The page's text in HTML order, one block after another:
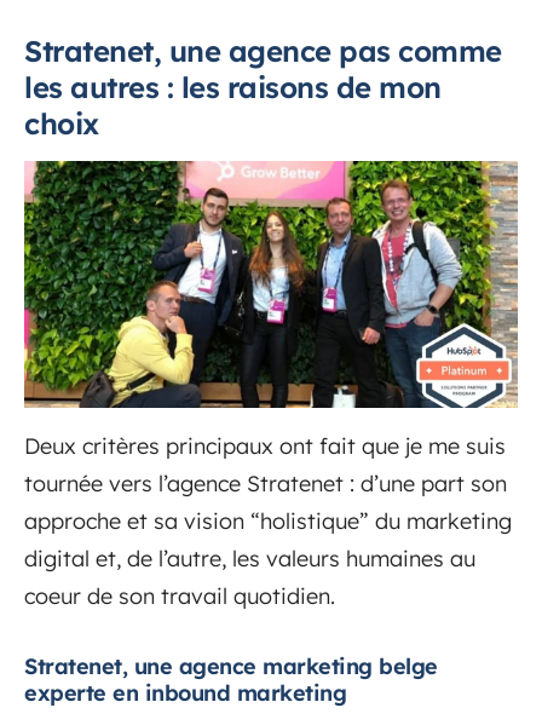
Stratenet, une agence pas comme
les autres : les raisons de mon
choix
Deux critères principaux ont fait que je me suis
tournée vers l’agence Stratenet : d’une part son
approche et sa vision “holistique” du marketing
digital et, de l’autre, les valeurs humaines au
coeur de son travail quotidien.
Stratenet, une agence marketing belge
experte en inbound marketing